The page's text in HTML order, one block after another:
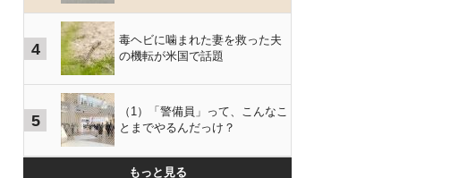
4
毒ヘビに噛まれた妻を救った夫
の機転が米国で話題
5
（1）「警備員」って、こんなこ
とまでやるんだっけ？
もっと見る